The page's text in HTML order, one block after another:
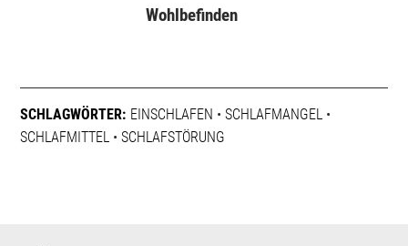
Wohlbefinden
SCHLAGWÖRTER: EINSCHLAFEN •SCHLAFMANGEL •
SCHLAFMITTEL •SCHLAFSTÖRUNG